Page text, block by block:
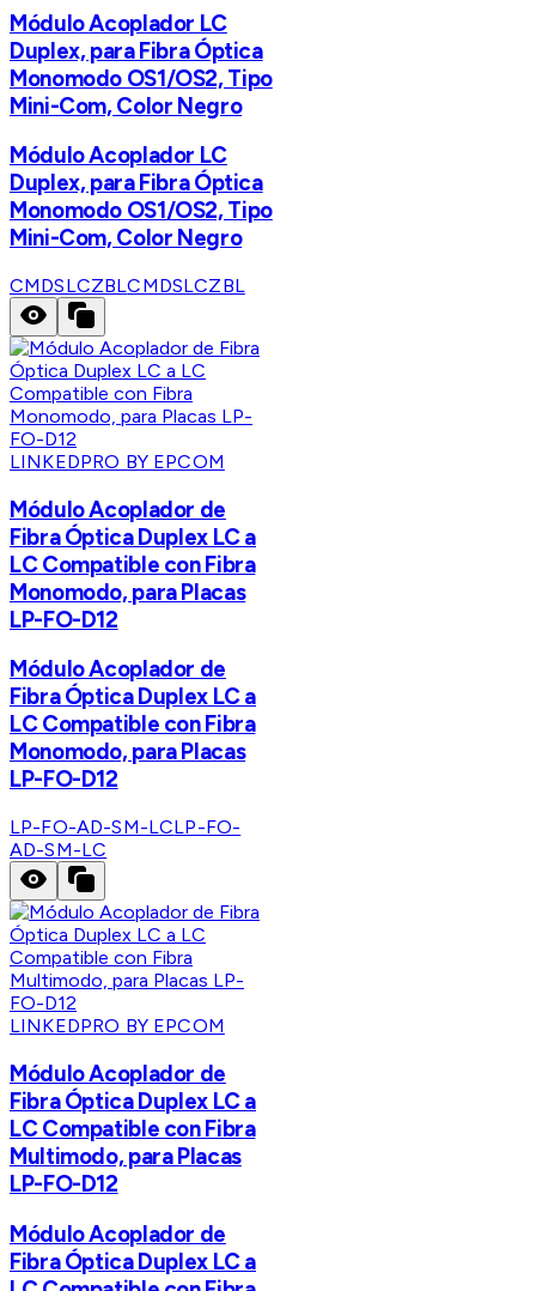
Módulo Acoplador LC
Duplex, para Fibra Óptica
Monomodo OS1/OS2, Tipo
Mini-Com, Color Negro
Módulo Acoplador LC
Duplex, para Fibra Óptica
Monomodo OS1/OS2, Tipo
Mini-Com, Color Negro
CMDSLCZBLCMDSLCZBL
LINKEDPRO BY EPCOM
Módulo Acoplador de
Fibra Óptica Duplex LC a
LC Compatible con Fibra
Monomodo, para Placas
LP-FO-D12
Módulo Acoplador de
Fibra Óptica Duplex LC a
LC Compatible con Fibra
Monomodo, para Placas
LP-FO-D12
LP-FO-AD-SM-LCLP-FO-
AD-SM-LC
LINKEDPRO BY EPCOM
Módulo Acoplador de
Fibra Óptica Duplex LC a
LC Compatible con Fibra
Multimodo, para Placas
LP-FO-D12
Módulo Acoplador de
Fibra Óptica Duplex LC a